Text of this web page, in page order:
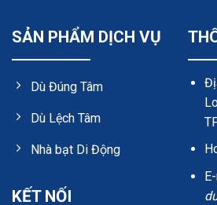
SẢN PHẨM DỊCH VỤ
Dù Đúng Tâm
Dù Lệch Tâm
Nhà bạt Di Động
KẾT NỐI